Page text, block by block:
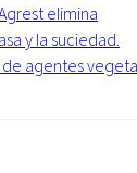
elimina
y la suciedad.
agentes